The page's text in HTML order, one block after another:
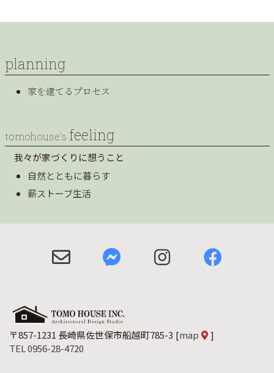
planning
家を建てるプロセス
tomohouse’s feeling
我々が家づくりに想うこと
自然とともに暮らす
薪ストーブ生活
〒857-1231 長崎県佐世保市船越町785-3 [map
]
TEL 0956-28-4720